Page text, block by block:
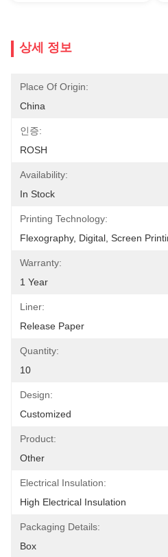
상세 정보
Place Of Origin:
China
인증:
ROSH
Availability:
In Stock
Printing Technology:
Flexography, Digital, Screen
Warranty:
1 Year
Liner:
Release Paper
Quantity:
10
Design:
Customized
Product:
Other
Electrical Insulation:
High Electrical Insulation
Packaging Details:
Box